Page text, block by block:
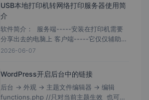
USB本地打印机转网络打印服务器使用简
介
软件简介： 服务端-----安装在打印机需要
分享出去的电脑上 客户端-----它仅仅辅助为
需要去连接打印机的电脑快速安装； 客户端
2026-06-07
WordPress开启后台中的链接
后台 → 外观 → 主题文件编辑器 → 编辑
functions.php //只对当前主题生效 也可编